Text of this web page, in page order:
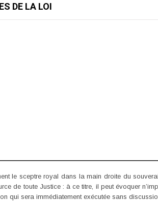
DE LA LOI
le sceptre royal dans la main droite du
de toute Justice : à ce titre, il peut évoquer
qui sera immédiatement exécutée sans